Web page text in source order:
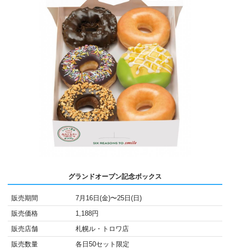
グランドオープン記念ボックス
販売期間
7月16日(金)〜25日(日)
販売価格
1,188円
販売店舗
札幌ル・トロワ店
販売数量
各日50セット限定